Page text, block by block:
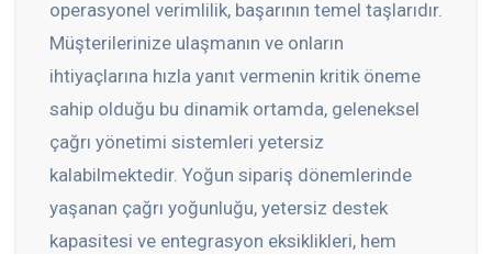
operasyonel verimlilik, başarının temel taşlarıdır.
Müşterilerinize ulaşmanın ve onların
ihtiyaçlarına hızla yanıt vermenin kritik öneme
sahip olduğu bu dinamik ortamda, geleneksel
çağrı yönetimi sistemleri yetersiz
kalabilmektedir. Yoğun sipariş dönemlerinde
yaşanan çağrı yoğunluğu, yetersiz destek
kapasitesi ve entegrasyon eksiklikleri, hem